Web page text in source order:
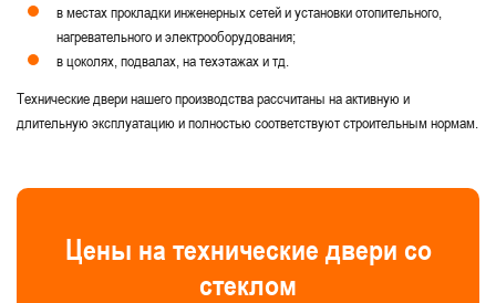
Технические с доводчиком
в местах прокладки инженерных сетей и установки отопительного,
нагревательного и электрооборудования;
в цоколях, подвалах, на техэтажах и тд.
Технические двери нашего производства рассчитаны на активную и
длительную эксплуатацию и полностью соответствуют строительным нормам.
Цены на технические двери со
стеклом